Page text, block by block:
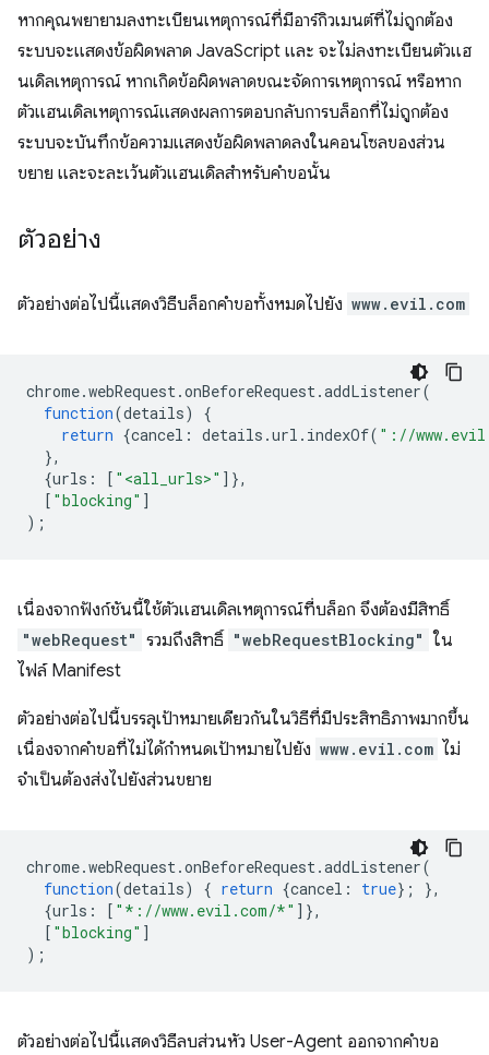
หากคุณพยายามลงทะเบียนเหตุการณ์ที่มีอาร์กิวเมนต์ที่ไม่ถูกต้อง
ระบบจะแสดงข้อผิดพลาด JavaScript และ จะไม่ลงทะเบียนตัวแฮ
นเดิลเหตุการณ์ หากเกิดข้อผิดพลาดขณะจัดการเหตุการณ์ หรือหาก
ตัวแฮนเดิลเหตุการณ์แสดงผลการตอบกลับการบล็อกที่ไม่ถูกต้อง
ระบบจะบันทึกข้อความแสดงข้อผิดพลาดลงในคอนโซลของส่วน
ขยาย และจะละเว้นตัวแฮนเดิลสำหรับคำขอนั้น
ตัวอย่าง
ตัวอย่างต่อไปนี้แสดงวิธีบล็อกคำขอทั้งหมดไปยัง www.evil.com
chrome.webRequest.onBeforeRequest.addListener(
function(details)
{
return {cancel : details .url . indexOf( "://
},
{urls : [ "<all_urls>" ]},
[ "blocking" ]
);
เนื่องจากฟังก์ชันนี้ใช้ตัวแฮนเดิลเหตุการณ์ที่บล็อก จึงต้องมีสิทธิ์
"webRequest" รวมถึงสิทธิ์ "webRequestBlocking" ใน
ไฟล์ Manifest
ตัวอย่างต่อไปนี้บรรลุเป้าหมายเดียวกันในวิธีที่มีประสิทธิภาพมากขึ้น
เนื่องจากคำขอที่ไม่ได้กำหนดเป้าหมายไปยัง www.evil.com ไม่
จำเป็นต้องส่งไปยังส่วนขยาย
chrome.webRequest.onBeforeRequest.addListener(
function(details) { return {cancel : true};
},
{urls : [ "*://www.evil.com/*" ]},
[ "blocking" ]
);
ตัวอย่างต่อไปนี้แสดงวิธีลบส่วนหัว User-Agent ออกจากคำขอ